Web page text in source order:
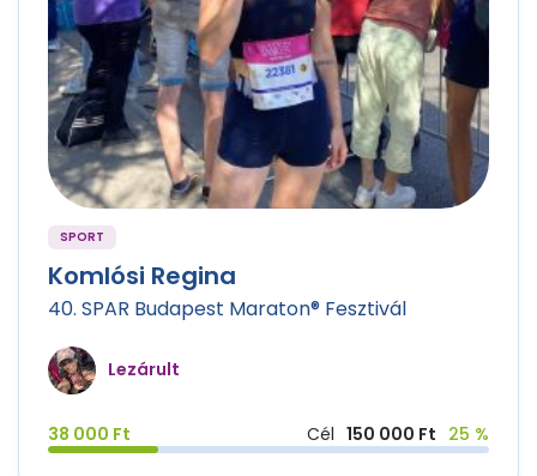
SPORT
Komlósi Regina
40. SPAR Budapest Maraton® Fesztivál
Lezárult
38 000 Ft Cél 150 000 Ft 25 %